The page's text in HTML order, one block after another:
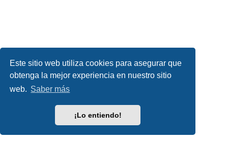
Este sitio web utiliza cookies para asegurar que
obtenga la mejor experiencia en nuestro sitio
web. Saber más
¡Lo entiendo!